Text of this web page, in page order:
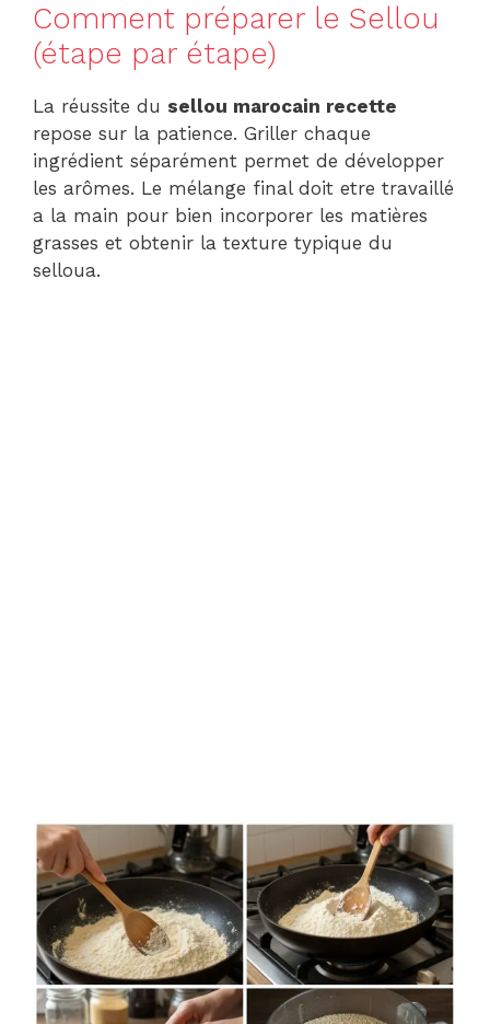
Comment préparer le Sellou
(étape par étape)
La réussite du sellou marocain recette
repose sur la patience. Griller chaque
ingrédient séparément permet de développer
les arômes. Le mélange final doit etre travaillé
a la main pour bien incorporer les matières
grasses et obtenir la texture typique du
selloua.